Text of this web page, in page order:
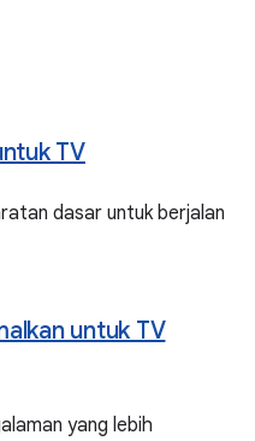
TV
dasar untuk berjalan
untuk TV
yang lebih